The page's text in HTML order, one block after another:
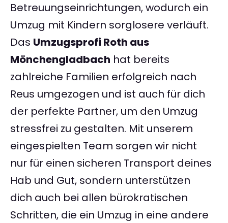
Betreuungseinrichtungen, wodurch ein
Umzug mit Kindern sorglosere verläuft.
Das Umzugsprofi Roth aus
Mönchengladbach hat bereits
zahlreiche Familien erfolgreich nach
Reus umgezogen und ist auch für dich
der perfekte Partner, um den Umzug
stressfrei zu gestalten. Mit unserem
eingespielten Team sorgen wir nicht
nur für einen sicheren Transport deines
Hab und Gut, sondern unterstützen
dich auch bei allen bürokratischen
Schritten, die ein Umzug in eine andere